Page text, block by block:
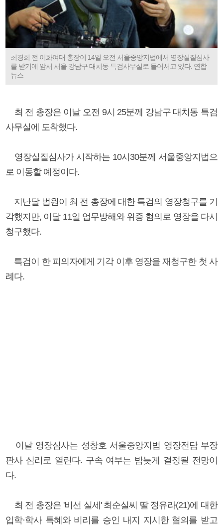
최경희 전 이화여대 총장이 14일 오전 서울중앙지법에서 영장실질심사
를 받기에 앞서 서울 강남구 대치동 특검사무실로 들어서고 있다. 연합
뉴스
최 전 총장은 이날 오전 9시 25분께 강남구 대치동 특검
사무실에 도착했다.
영장실질심사가 시작하는 10시30분께 서울중앙지법으
로 이동할 예정이다.
지난달 법원이 최 전 총장에 대한 특검의 영장청구를 기
각했지만, 이달 11일 업무방해와 위증 혐의로 영장을 다시
청구했다.
특검이 한 피의자에게 기각 이후 영장을 재청구한 첫 사
례다.
이날 영장심사는 성창호 서울중앙지법 영장전담 부장
판사 심리로 열린다. 구속 여부는 밤늦게 결정될 전망이
다.
최 전 총장은 '비선 실세' 최순실씨 딸 정유라(21)에 대한
입학·학사 특혜와 비리를 승인 내지 지시한 혐의를 받고